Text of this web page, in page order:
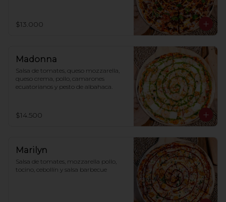
$13.000
Madonna
Salsa de tomates, queso mozzarella,
queso crema, pollo, camarones
ecuatorianos y pesto de albahaca.
$14.500
Marilyn
Salsa de tomates, mozzarella pollo,
tocino, cebollín y salsa barbecue